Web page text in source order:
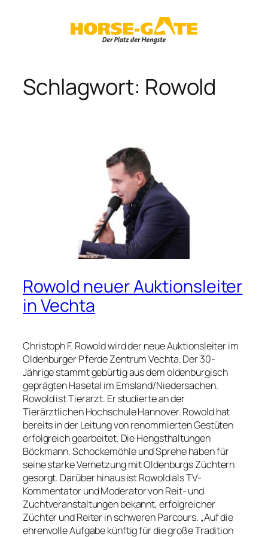
Schlagwort: Rowold
Rowold neuer Auktionsleiter
in Vechta
Christoph F. Rowold wird der neue Auktionsleiter im
Oldenburger Pferde Zentrum Vechta. Der 30-
Jährige stammt gebürtig aus dem oldenburgisch
geprägten Hasetal im Emsland/Niedersachen.
Rowold ist Tierarzt. Er studierte an der
Tierärztlichen Hochschule Hannover. Rowold hat
bereits in der Leitung von renommierten Gestüten
erfolgreich gearbeitet. Die Hengsthaltungen
Böckmann, Schockemöhle und Sprehe haben für
seine starke Vernetzung mit Oldenburgs Züchtern
gesorgt. Darüber hinaus ist Rowold als TV-
Kommentator und Moderator von Reit- und
Zuchtveranstaltungen bekannt, erfolgreicher
Züchter und Reiter in schweren Parcours. „Auf die
ehrenvolle Aufgabe künftig für die große Tradition